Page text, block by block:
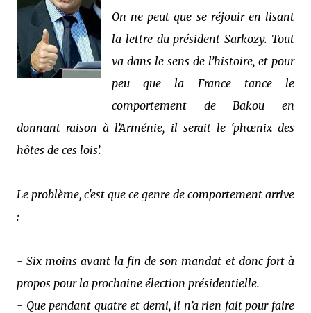
On ne peut que se réjouir en lisant
la lettre du président Sarkozy. Tout
va dans le sens de l’histoire, et pour
peu que la France tance le
comportement de Bakou en
donnant raison à l’Arménie, il serait le ‘phœnix des
hôtes de ces lois’.
Le problème, c'est que ce genre de comportement arrive
:
- Six moins avant la fin de son mandat et donc fort à
propos pour la prochaine élection présidentielle.
- Que pendant quatre et demi, il n’a rien fait pour faire